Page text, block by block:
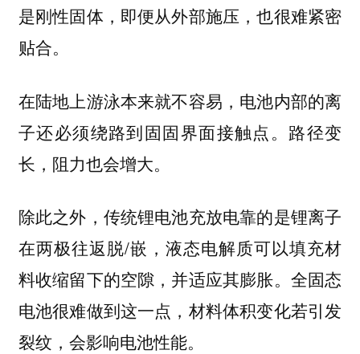
是刚性固体，即便从外部施压，也很难紧密
贴合。
在陆地上游泳本来就不容易，电池内部的离
子还必须绕路到固固界面接触点。路径变
长，阻力也会增大。
除此之外，传统锂电池充放电靠的是锂离子
在两极往返脱/嵌，液态电解质可以填充材
料收缩留下的空隙，并适应其膨胀。全固态
电池很难做到这一点，材料体积变化若引发
裂纹，会影响电池性能。